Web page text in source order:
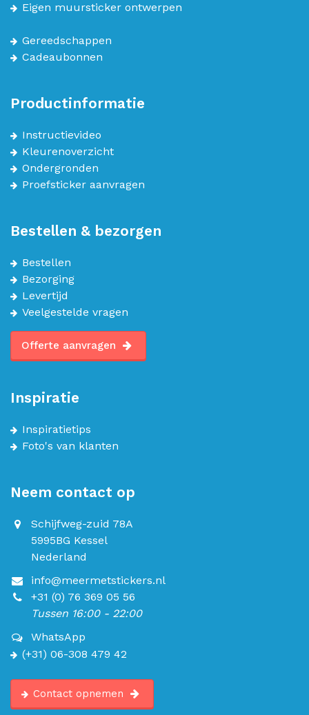
Eigen muursticker ontwerpen
Gereedschappen
Cadeaubonnen
Productinformatie
Instructievideo
Kleurenoverzicht
Ondergronden
Proefsticker aanvragen
Bestellen & bezorgen
Bestellen
Bezorging
Levertijd
Veelgestelde vragen
Offerte aanvragen
Inspiratie
Inspiratietips
Foto's van klanten
Neem contact op
Schijfweg-zuid 78A
5995BG Kessel
Nederland
info@meermetstickers.nl
+31 (0) 76 369 05 56
Tussen 16:00 - 22:00
WhatsApp
(+31) 06-308 479 42
Contact opnemen